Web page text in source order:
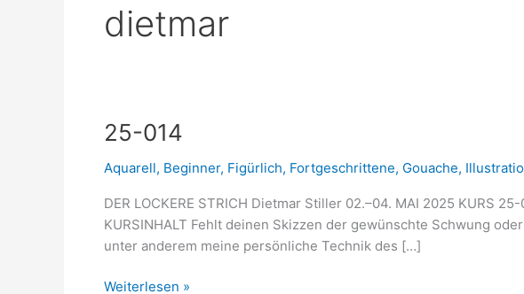
dietmar
25-014
Aquarell, Beginner, Figürlich, Fortgeschrittene, Gouache,
DER LOCKERE STRICH Dietmar Stiller 02.–04. MAI 2025
KURSINHALT Fehlt deinen Skizzen der gewünschte Schwung
unter anderem meine persönliche Technik des […]
25-
Weiterlesen »